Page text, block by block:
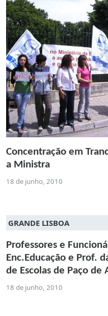
Concentração em
a Ministra
18 de junho, 2010
GRANDE LISBOA
Professores e
Enc.Educação e Prof.
de Escolas de Paço de
18 de junho, 2010